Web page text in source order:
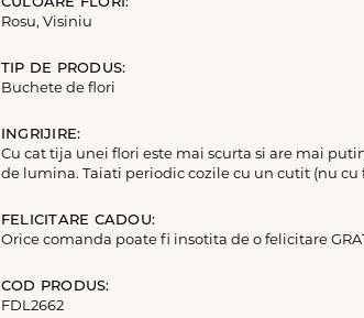
Rosu, Visiniu
TIP DE PRODUS:
Buchete de flori
INGRIJIRE:
Cu cat tija unei flori este mai scurta si are mai
de lumina. Taiati periodic cozile cu un cutit (nu cu
FELICITARE CADOU:
Orice comanda poate fi insotita de o felicitare
COD PRODUS:
FDL2662